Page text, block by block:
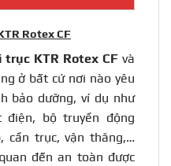
Rotex CF
trục KTR Rotex CF và
ở bất cứ nơi nào yêu
bảo dưỡng, ví dụ như
bộ truyền động
cần trục, vận thăng,…
đến an toàn được